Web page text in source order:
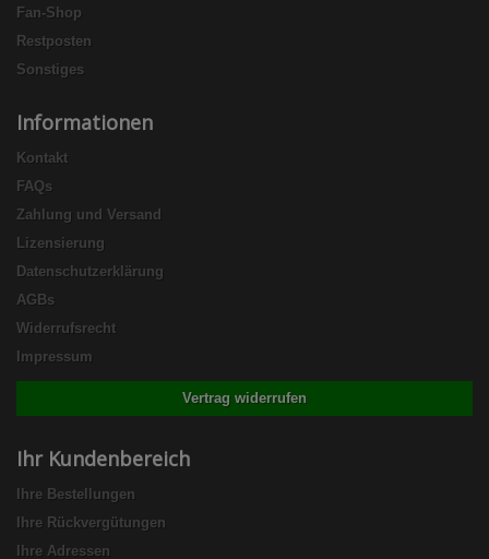
Fan-Shop
Restposten
Sonstiges
Informationen
Kontakt
FAQs
Zahlung und Versand
Lizensierung
Datenschutzerklärung
AGBs
Widerrufsrecht
Impressum
Vertrag widerrufen
Ihr Kundenbereich
Ihre Bestellungen
Ihre Rückvergütungen
Ihre Adressen